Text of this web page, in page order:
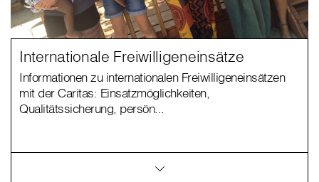
Internationale Freiwilligeneinsätze
Informationen zu internationalen Freiwilligeneinsätzen
mit der Caritas: Einsatzmöglichkeiten,
Qualitätssicherung, persön...